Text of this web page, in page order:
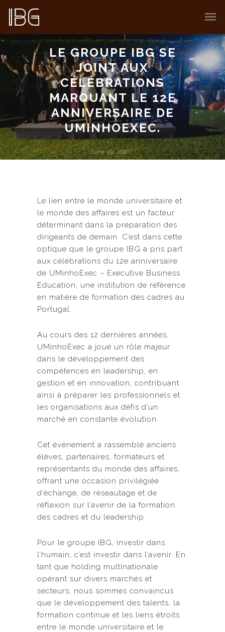
LE GROUPE IBG SE
JOINT AUX
CÉLÉBRATIONS
MARQUANT LE 12E
ANNIVERSAIRE DE
UMINHOEXEC.
June 19, 2026
Le lien entre le monde universitaire et
le monde des affaires est un facteur
déterminant dans la préparation des
dirigeants de demain. C’est dans cette
optique que le groupe IBG a pris part
aux célébrations du 12e anniversaire
de UMinhoExec – Executive Business
Education, une institution de référence
en matière de formation des cadres au
Portugal.
Au cours des 12 dernières années,
UMinhoExec a joué un rôle majeur
dans le développement des
compétences en leadership, en
gestion et en innovation, contribuant
ainsi à préparer les professionnels et
les organisations aux défis d’un
marché en constante évolution.
Cet événement a rassemblé anciens
élèves, partenaires, formateurs et
représentants du monde des affaires,
offrant une occasion privilégiée
d’échange, de réseautage et de
réflexion sur l’avenir de la formation
des cadres et du leadership.
Pour le groupe IBG, investir dans
l’humain, c’est investir dans l’avenir. En
tant que holding multinationale
opérant sur divers marchés et
secteurs, nous sommes convaincus
que le développement des talents, la
formation continue et les liens étroits
entre le monde universitaire et le